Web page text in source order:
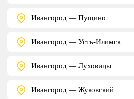
Ивангород — Пущино
Ивангород — Усть-Илимск
Ивангород — Луховицы
Ивангород — Жуковский